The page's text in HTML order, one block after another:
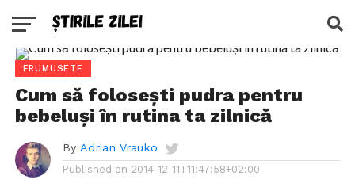
FRUMUSETE
Cum să folosești pudra pentru
bebeluși în rutina ta zilnică
By Adrian Vrauko
Published on 2014-12-11T11:47:58+02:00